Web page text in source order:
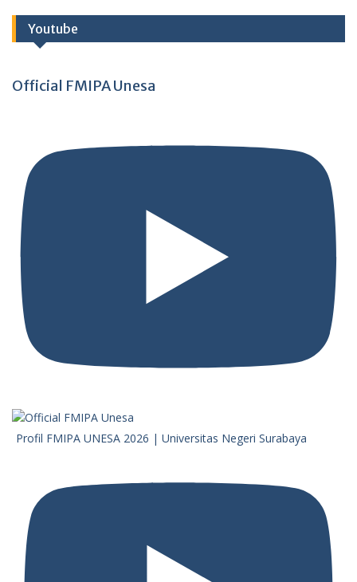
Youtube
Official FMIPA Unesa
Profil FMIPA UNESA 2026 | Universitas Negeri Surabaya